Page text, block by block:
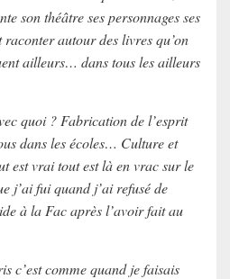
son théâtre ses personnages ses
raconter autour des livres qu’on
ailleurs… dans tous les ailleurs
quoi ? Fabrication de l’esprit
dans les écoles… Culture et
est vrai tout est là en vrac sur le
j’ai fui quand j’ai refusé de
à la Fac après l’avoir fait au
c’est comme quand je faisais